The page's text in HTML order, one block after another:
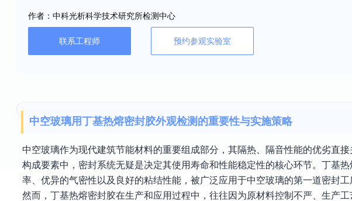
作者：中科光析科学技术研究所检测中心
联系工程师 预约参观实验室
中空玻璃用丁基热熔密封胶外观检测的重要性与实施策略
中空玻璃作为现代建筑节能材料的重要组成部分，其隔热、隔音性能的优劣直
构成要素中，密封系统无疑是决定其使用寿命和性能稳定性的核心环节。丁基
率、优异的气密性以及良好的粘结性能，被广泛应用于中空玻璃的第一道密封工
然而，丁基热熔密封胶在生产和应用过程中，往往因为原材料控制不严、生产